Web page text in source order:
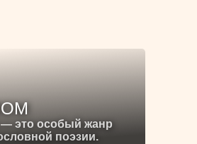
это особый жанр
поэзии.